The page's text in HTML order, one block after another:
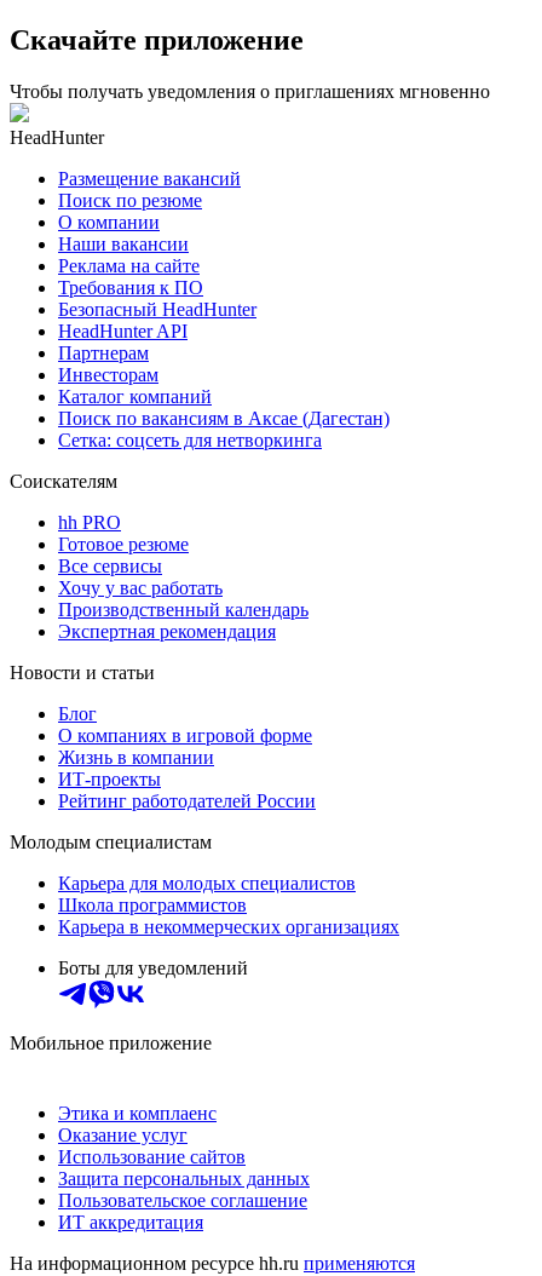
Скачайте приложение
Чтобы получать уведомления о приглашениях мгновенно
HeadHunter
Размещение вакансий
Поиск по резюме
О компании
Наши вакансии
Реклама на сайте
Требования к ПО
Безопасный HeadHunter
HeadHunter API
Партнерам
Инвесторам
Каталог компаний
Поиск по вакансиям в Аксае (Дагестан)
Сетка: соцсеть для нетворкинга
Соискателям
hh PRO
Готовое резюме
Все сервисы
Хочу у вас работать
Производственный календарь
Экспертная рекомендация
Новости и статьи
Блог
О компаниях в игровой форме
Жизнь в компании
ИТ-проекты
Рейтинг работодателей России
Молодым специалистам
Карьера для молодых специалистов
Школа программистов
Карьера в некоммерческих организациях
Боты для уведомлений
Мобильное приложение
Этика и комплаенс
Оказание услуг
Использование сайтов
Защита персональных данных
Пользовательское соглашение
ИТ аккредитация
На информационном ресурсе hh.ru применяются